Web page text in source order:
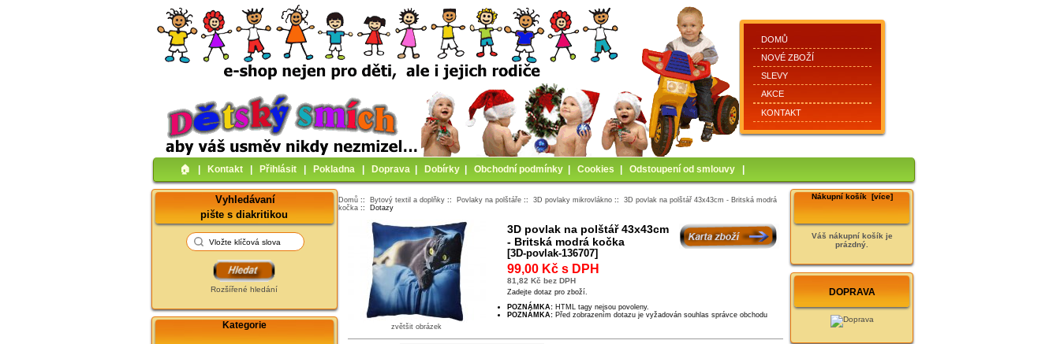
DOMŮ
NOVÉ ZBOŽÍ
SLEVY
AKCE
KONTAKT
🏠︎ Kontakt Přihlásit Pokladna Doprava Dobírky Obchodní podmínky Cookies Odstoupení od smlouvy
Vyhledávaní
pište s diakritikou
Rozšířené hledání
Kategorie
Domů :: Bytový textil a doplňky :: Povlaky na polštáře ::3D povlaky mikrovlákno ::3D povlak na polštář 43x43cm - Britská modrá
kočka :: Dotazy
zvětšit obrázek
3D povlak na polštář 43x43cm
- Britská modrá kočka
[3D-povlak-136707]
99,00 Kč s DPH
81,82 Kč bez DPH
Zadejte dotaz pro zboží.
POZNÁMKA: HTML tagy nejsou povoleny.
POZNÁMKA: Před zobrazením dotazu je vyžadován souhlas správce obchodu
Nákupní košík [více]
Váš nákupní košík je
prázdný.
DOPRAVA